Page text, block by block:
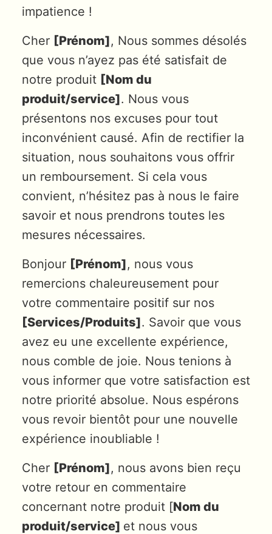
impatience !
Cher [Prénom], Nous sommes désolés
que vous n’ayez pas été satisfait de
notre produit [Nom du
produit/service]. Nous vous
présentons nos excuses pour tout
inconvénient causé. Afin de rectifier la
situation, nous souhaitons vous offrir
un remboursement. Si cela vous
convient, n’hésitez pas à nous le faire
savoir et nous prendrons toutes les
mesures nécessaires.
Bonjour [Prénom], nous vous
remercions chaleureusement pour
votre commentaire positif sur nos
[Services/Produits]. Savoir que vous
avez eu une excellente expérience,
nous comble de joie. Nous tenions à
vous informer que votre satisfaction est
notre priorité absolue. Nous espérons
vous revoir bientôt pour une nouvelle
expérience inoubliable !
Cher [Prénom], nous avons bien reçu
votre retour en commentaire
concernant notre produit [Nom du
produit/service] et nous vous